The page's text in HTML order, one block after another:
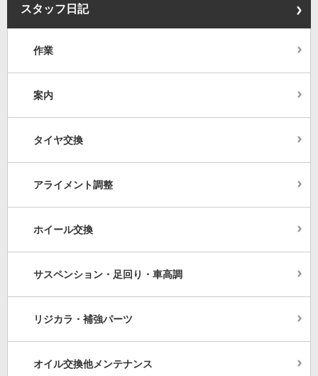
スタッフ日記
作業
案内
タイヤ交換
アライメント調整
ホイール交換
サスペンション・足回り・車高調
リジカラ・補強パーツ
オイル交換他メンテナンス